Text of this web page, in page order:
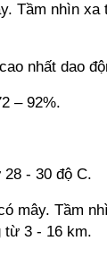
Tầm nhìn xa
nhất dao
– 92%.
- 30 độ C.
mây. Tầm
từ 3 - 16 km.